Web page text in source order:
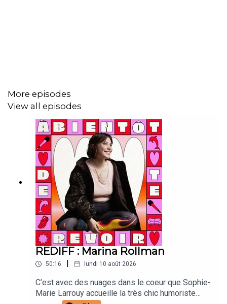
Caroline Bérault : illustrations
Manon Carrour : vignette
Joanna & Gaspar : générique
More episodes
View all episodes
REDIFF : Marina Rollman
50:16 lundi 10 août 2026
C’est avec des nuages dans le coeur que Sophie-
Marie Larrouy accueille la très chic humoriste